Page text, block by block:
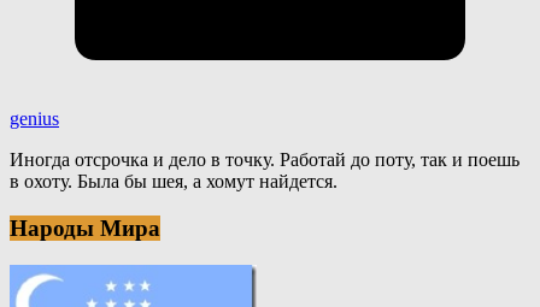
genius
Иногда отсрочка и дело в точку. Работай до поту, так и поешь
в охоту. Была бы шея, а хомут найдется.
Народы Мира